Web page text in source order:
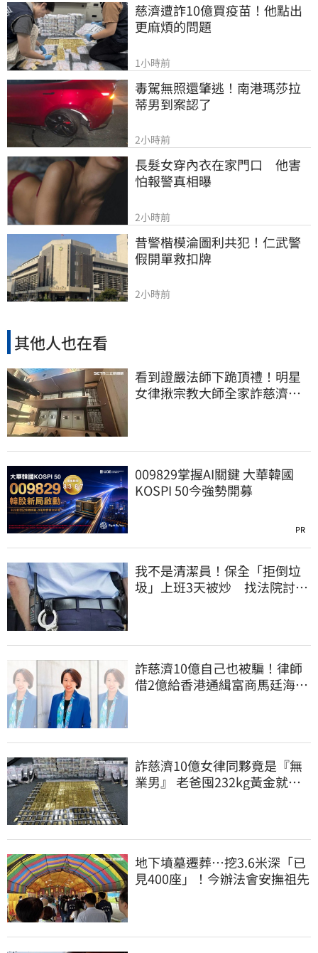
慈濟遭詐10億買疫苗！他點出
更麻煩的問題
1小時前
毒駕無照還肇逃！南港瑪莎拉
蒂男到案認了
2小時前
長髮女穿內衣在家門口　他害
怕報警真相曝
2小時前
昔警楷模淪圖利共犯！仁武警
假開單救扣牌
2小時前
其他人也在看
看到證嚴法師下跪頂禮！明星
女律揪宗教大師全家詐慈濟…
009829掌握AI關鍵 大華韓國
KOSPI 50今強勢開募
PR
我不是清潔員！保全「拒倒垃
圾」上班3天被炒 找法院討公
詐慈濟10億自己也被騙！律師
借2億給香港通緝富商馬廷海建
詐慈濟10億女律同夥竟是『無
業男』 老爸囤232kg黃金就是
地下墳墓遷葬…挖3.6米深「已
見400座」！今辦法會安撫祖先